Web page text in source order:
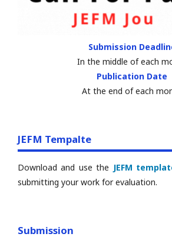
Submission
In the middle of each
Publication Date
At the end of each
JEFM Tempalte
Download and use the JEFM
submitting your work for evaluation.
Submission